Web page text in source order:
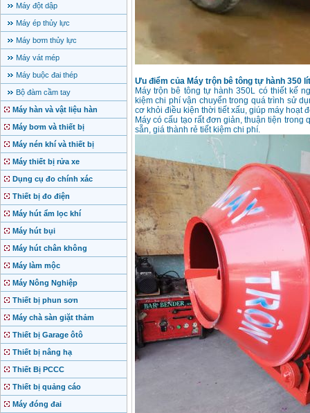
Máy đột dập
Máy ép thủy lực
Máy bơm thủy lực
Máy vát mép
Máy buộc đai thép
Bộ đàm cầm tay
Máy hàn và vật liệu hàn
Máy bơm và thiết bị
Máy nén khí và thiết bị
Máy thiết bị rửa xe
Dụng cụ đo chính xác
Thiết bị đo điện
Máy hút ẩm lọc khí
Máy hút bụi
Máy hút chân không
Máy làm mộc
Máy Nông Nghiệp
Thiết bị phun sơn
Máy chà sàn giặt thảm
Thiết bị Garage ôtô
Thiết bị nâng hạ
Thiết Bị PCCC
Thiết bị quảng cáo
Máy đóng đai
Ưu điểm của Máy trộn bê tông tự hành 350 lít
Máy trộn bê tông tự hành 350L có thiết kế
kiệm chi phí vận chuyển trong quá trình sử
cơ khỏi điều kiện thời tiết xấu, giúp máy hoạt
Máy có cấu tạo rất đơn giản, thuận tiện
sẵn, giá thành rẻ tiết kiệm chi phí.